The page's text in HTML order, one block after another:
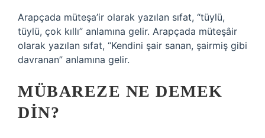
Arapçada müteşa’ir olarak yazılan sıfat, “tüylü,
tüylü, çok kıllı” anlamına gelir. Arapçada müteşâir
olarak yazılan sıfat, “Kendini şair sanan, şairmiş gibi
davranan” anlamına gelir.
MÜBAREZE NE DEMEK
DIN?